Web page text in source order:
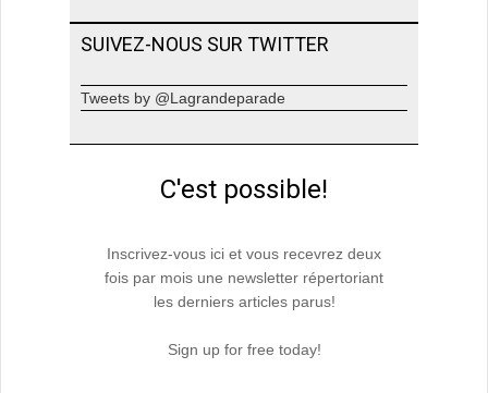
SUIVEZ-NOUS SUR TWITTER
Tweets by @Lagrandeparade
C'est possible!
Inscrivez-vous ici et vous recevrez deux
fois par mois une newsletter répertoriant
les derniers articles parus!
Sign up for free today!